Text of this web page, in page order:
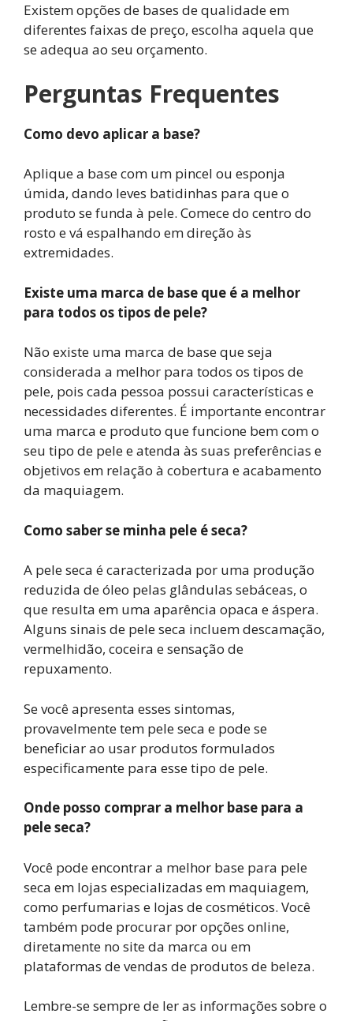
Existem opções de bases de qualidade em
diferentes faixas de preço, escolha aquela que
se adequa ao seu orçamento.
Perguntas Frequentes
Como devo aplicar a base?
Aplique a base com um pincel ou esponja
úmida, dando leves batidinhas para que o
produto se funda à pele. Comece do centro do
rosto e vá espalhando em direção às
extremidades.
Existe uma marca de base que é a melhor
para todos os tipos de pele?
Não existe uma marca de base que seja
considerada a melhor para todos os tipos de
pele, pois cada pessoa possui características e
necessidades diferentes. É importante encontrar
uma marca e produto que funcione bem com o
seu tipo de pele e atenda às suas preferências e
objetivos em relação à cobertura e acabamento
da maquiagem.
Como saber se minha pele é seca?
A pele seca é caracterizada por uma produção
reduzida de óleo pelas glândulas sebáceas, o
que resulta em uma aparência opaca e áspera.
Alguns sinais de pele seca incluem descamação,
vermelhidão, coceira e sensação de
repuxamento.
Se você apresenta esses sintomas,
provavelmente tem pele seca e pode se
beneficiar ao usar produtos formulados
especificamente para esse tipo de pele.
Onde posso comprar a melhor base para a
pele seca?
Você pode encontrar a melhor base para pele
seca em lojas especializadas em maquiagem,
como perfumarias e lojas de cosméticos. Você
também pode procurar por opções online,
diretamente no site da marca ou em
plataformas de vendas de produtos de beleza.
Lembre-se sempre de ler as informações sobre o